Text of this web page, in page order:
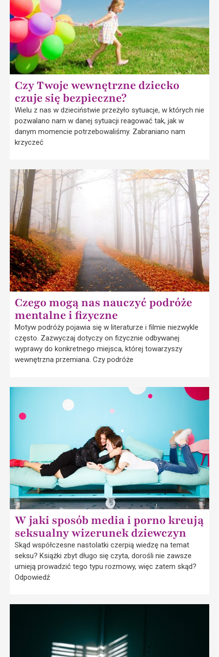
Czy Twoje wewnętrzne dziecko
czuje się bezpieczne?
Wielu z nas w dzieciństwie przeżyło sytuacje, w których nie
pozwalano nam w danej sytuacji reagować tak, jak w
danym momencie potrzebowaliśmy. Zabraniano nam
krzyczeć
Czego mogą nas nauczyć podróże
mentalne i fizyczne
Motyw podróży pojawia się w literaturze i filmie niezwykle
często. Zazwyczaj dotyczy on fizycznie odbywanej
wyprawy do konkretnego miejsca, której towarzyszy
wewnętrzna przemiana. Czy podróże
W jaki sposób media i porno kreują
seksualny wizerunek dziewczyn
Skąd współczesne nastolatki czerpią wiedzę na temat
seksu? Książki zbyt długo się czyta, dorośli nie zawsze
umieją prowadzić tego typu rozmowy, więc zatem skąd?
Odpowiedź